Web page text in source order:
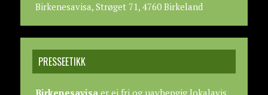
Birkenesavisa, Strøget 71, 4760 Birkeland
PRESSEETIKK